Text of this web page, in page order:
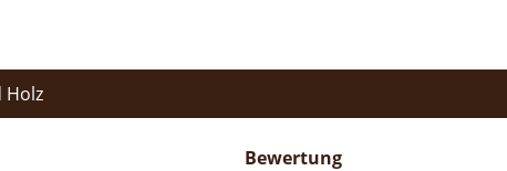
Holz
Bewertung